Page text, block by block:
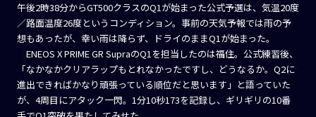
午後2時38分からGT500クラスのQ1が始まった公式予選は、気温20度
／路面温度26度というコンディション。事前の天気予報では雨の予
想もあったが、幸い雨は降らず、ドライのままQ1が始まった。
ENEOS X PRIME GR SupraのQ1を担当したのは福住。公式練習後、
「なかなかクリアラップもとれなかったですし、どうなるか。Q2に
進出できればかなり頑張っている順位だと思います」と語っていた
が、4周目にアタック一閃。1分10秒173を記録し、ギリギリの10番